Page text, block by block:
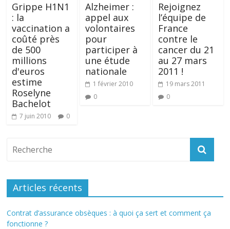
Grippe H1N1
: la
vaccination a
coûté près
de 500
millions
d'euros
estime
Roselyne
Bachelot
7 juin 2010 0
Alzheimer :
appel aux
volontaires
pour
participer à
une étude
nationale
1 février 2010
0
Rejoignez
l’équipe de
France
contre le
cancer du 21
au 27 mars
2011 !
19 mars 2011
0
Articles récents
Contrat d’assurance obsèques : à quoi ça sert et comment ça
fonctionne ?